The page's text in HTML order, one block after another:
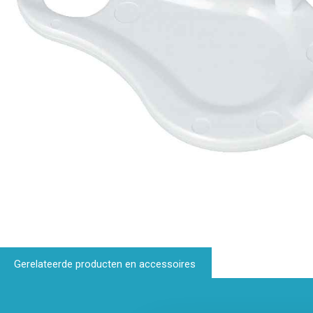
Gerelateerde producten en accessoires